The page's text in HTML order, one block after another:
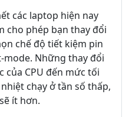
các laptop hiện nay
cho phép bạn thay đổi
chế độ tiết kiệm pin
Những thay đổi
của CPU đến mức tối
chạy ở tần số thấp,
ít hơn.